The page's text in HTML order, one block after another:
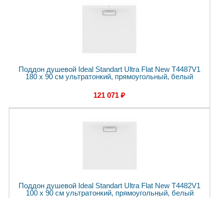
Поддон душевой Ideal Standart Ultra Flat New T4487V1
180 x 90 см ультратонкий, прямоугольный, белый
121 071 ₽
Поддон душевой Ideal Standart Ultra Flat New T4482V1
100 x 90 см ультратонкий, прямоугольный, белый